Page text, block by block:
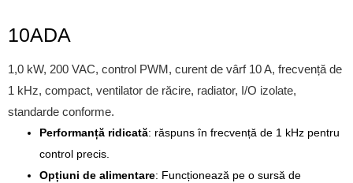
10ADA
1,0 kW, 200 VAC, control PWM, curent de vârf 10 A, frecvență de
1 kHz, compact, ventilator de răcire, radiator, I/O izolate,
standarde conforme.
Performanță ridicată: răspuns în frecvență de 1 kHz pentru
control precis.
Opțiuni de alimentare: Funcționează pe o sursă de